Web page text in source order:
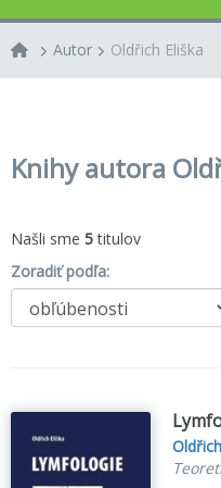
Autor Oldřich Eliška
Knihy autora
Našli sme 5titulov
Zoradiť podľa: